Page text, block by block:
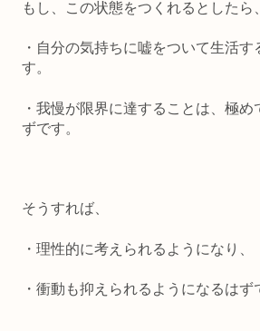
もし、この状態をつくれるとしたら、
・ 自分の気持ちに嘘をついて生活す
す。
・ 我慢が限界に達することは、極め
ずです。
そうすれば、
・ 理性的に考えられるようになり、
・ 衝動も抑えられるようになるはず